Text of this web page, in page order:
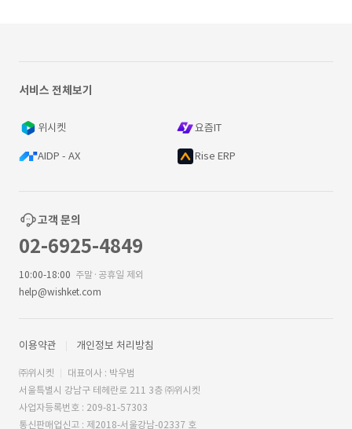
서비스 전체보기
위시켓 요즘IT
AIDP - AX Rise ERP
고객 문의
02-6925-4849
10:00-18:00 주말·공휴일 제외
help@wishket.com
이용약관 개인정보 처리방침
㈜위시켓
대표이사 : 박우범
서울특별시 강남구 테헤란로 211 3층 ㈜위시켓
사업자등록번호 : 209-81-57303
통신판매업신고 : 제2018-서울강남-02337 호